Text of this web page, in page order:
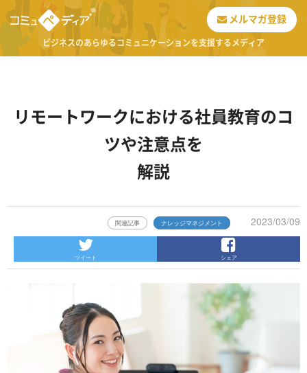
ビジネスのあらゆるコミュニケーションを支援するメディア
メルマガ登録
リモートワークにおける社員教育のコ
ツや注意点を
解説
ツイート シェア
関連記事 ナレッジマネジメント 2023/03/09